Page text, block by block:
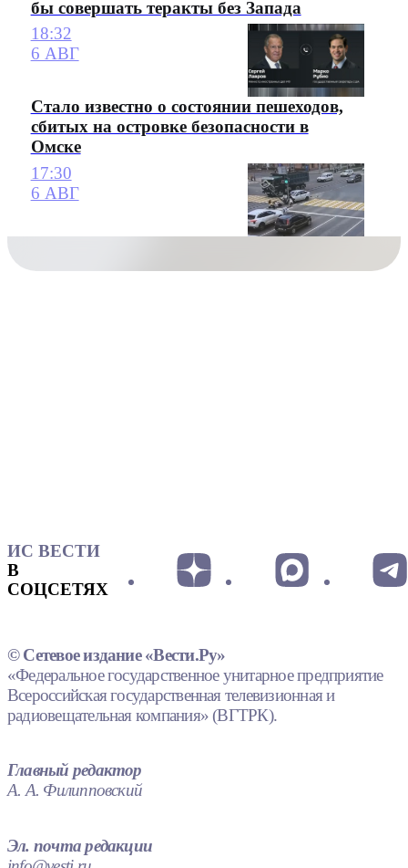
бы совершать теракты без Запада
18:32
6 АВГ
Стало известно о состоянии пешеходов,
сбитых на островке безопасности в
Омске
17:30
6 АВГ
ИС ВЕСТИ
В
СОЦСЕТЯХ
© Сетевое издание «Вести.Ру»
«Федеральное государственное унитарное предприятие
Всероссийская государственная телевизионная и
радиовещательная компания» (ВГТРК).
Главный редактор
А. А. Филипповский
Эл. почта редакции